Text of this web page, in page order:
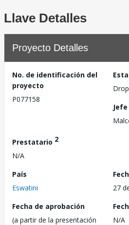
Llave Detalles
Proyecto Detalles
No. de identificación del
proyecto
P077158
Prestatario 2
N/A
País
Eswatini
27
Fecha de aprobación
(a partir de la presentación
N/A